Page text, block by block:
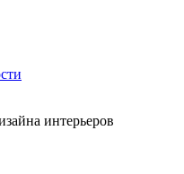
интерьеров